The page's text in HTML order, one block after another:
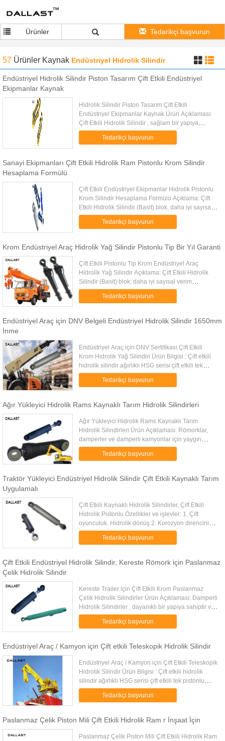
Ürünler Tedarikçi başvurun
57 Ürünler Kaynak Endüstriyel Hidrolik Silindir
Endüstriyel Hidrolik Silindir Piston Tasarım Çift Etkili Endüstriyel
Ekipmanlar Kaynak
Hidrolik Silindir Piston Tasarım Çift Etkili
Endüstriyel Ekipmanlar Kaynak Ürün Açıklaması:
Çift Etkili Hidrolik Silindir , sağlam bir yapıya
sahiptir ve üstün korozyon direnci performansı
sağlar. Çift etkili ...
Tedarikçi başvurun
Sanayi Ekipmanları Çift Etkili Hidrolik Ram Pistonlu Krom Silindir
Hesaplama Formülü
Çift Etkili Endüstriyel Ekipmanlar Hidrolik Pistonlu
Krom Silindir Hesaplama Formülü Açıklama: Çift
Etkili Hidrolik Silindir (Basit) blok, daha iyi sayısal
verim karşılığında, sadece temel silindir
fonksiyonunu...Tedarikçi başvurun
Krom Endüstriyel Araç Hidrolik Yağ Silindir Pistonlu Tip Bir Yıl Garanti
Çift Etkili Pistonlu Tip Krom Endüstriyel Araç
Hidrolik Yağ Silindir Açıklama: Çift Etkili Hidrolik
Silindir (Basit) blok, daha iyi sayısal verim
karşılığında, sadece temel silindir fonksiyonunun
yeniden ...Tedarikçi başvurun
Endüstriyel Araç için DNV Belgeli Endüstriyel Hidrolik Silindir 1650mm
İnme
Endüstriyel Araç için DNV Sertifikası Çift Etkili
Krom Hidrolik Yağ Silindiri Ürün Bilgisi : Çift etkili
hidrolik silindir ağırlıklı HSG serisi çift etkili tek
pistonlu çubuk hidrolik silindir, çift etkili tek ...
Tedarikçi başvurun
Ağır Yükleyici Hidrolik Rams Kaynaklı Tarım Hidrolik Silindirleri
Ağır Yükleyici Hidrolik Rams Kaynaklı Tarım
Hidrolik Silindirleri Ürün Açıklaması: Römorklar,
damperler ve damperli kamyonlar için yaygın
olarak kullanılan çok sayıda tek etkili teleskopik
hidrolik silindir ve ...
Tedarikçi başvurun
Traktör Yükleyici Endüstriyel Hidrolik Silindir Çift Etkili Kaynaklı Tarım
Uygulamalı
Çift Etkili Kaynaklı Hidrolik Silindirler, Çift Etkili
Hidrolik Pistonlu Özellikler ve işlevler: 1. Çift
oyunculuk. Hidrolik dönüş 2. Korozyon direncini
arttırmak için fırınlanmış emaye kaplama. 3. Dahili
Tedarikçi başvurun
Çift Etkili Endüstriyel Hidrolik Silindir, Kereste Römork için Paslanmaz
Çelik Hidrolik Silindir
Kereste Trailer için Çift Etkili Krom Paslanmaz
Çelik Hidrolik Silindirler Ürün Açıklaması: Damperli
Hidrolik Silindirler , dayanıklı bir yapıya sahiptir ve
üstün korozyon direnci performansı sağlar. Çift ...
Tedarikçi başvurun
Endüstriyel Araç / Kamyon için Çift etkili Teleskopik Hidrolik Silindir
Endüstriyel Araç / Kamyon için Çift Etkili Teleskopik
Hidrolik Silindir Ürün Bilgisi : Çift etkili hidrolik
silindir ağırlıklı HSG serisi çift etkili tek pistonlu
çubuk hidrolik silindir, çift etkili tek ...
Tedarikçi başvurun
Paslanmaz Çelik Piston Mili Çift Etkili Hidrolik Ram r İnşaat İçin
Paslanmaz Çelik Piston Mili Çift Etkili Hidrolik Ram